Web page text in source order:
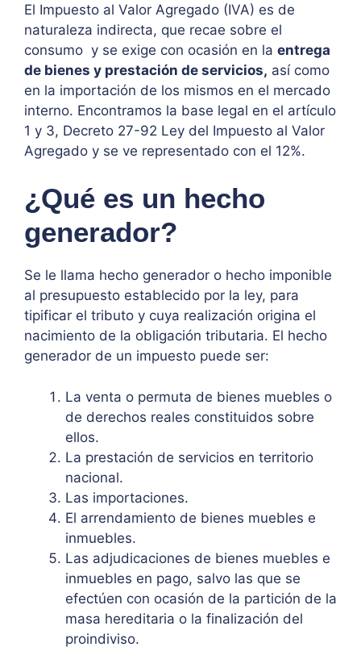
El Impuesto al Valor Agregado (IVA) es de
naturaleza indirecta, que recae sobre el
consumo y se exige con ocasión en la entrega
de bienes y prestación de servicios, así como
en la importación de los mismos en el mercado
interno. Encontramos la base legal en el artículo
1 y 3, Decreto 27-92 Ley del Impuesto al Valor
Agregado y se ve representado con el 12%.
¿Qué es un hecho
generador?
Se le llama hecho generador o hecho imponible
al presupuesto establecido por la ley, para
tipificar el tributo y cuya realización origina el
nacimiento de la obligación tributaria. El hecho
generador de un impuesto puede ser:
La venta o permuta de bienes muebles o
de derechos reales constituidos sobre
ellos.
La prestación de servicios en territorio
nacional.
Las importaciones.
El arrendamiento de bienes muebles e
inmuebles.
Las adjudicaciones de bienes muebles e
inmuebles en pago, salvo las que se
efectúen con ocasión de la partición de la
masa hereditaria o la finalización del
proindiviso.